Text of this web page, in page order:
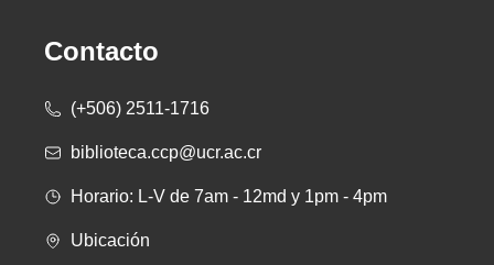
Contacto
(+506) 2511-1716
biblioteca.ccp@ucr.ac.cr
Horario: L-V de 7am - 12md y 1pm - 4pm
Ubicación